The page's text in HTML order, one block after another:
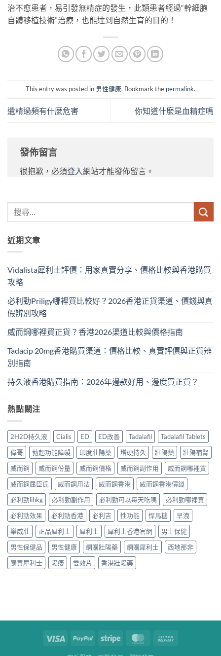
治不愈患者，易引發無精症的發生，此類患者經過“幹細胞
自體移植技術”治療，也能達到自然生育的目的！
This entry was posted in 男性健康. Bookmark the permalink.
遺精過頻有什麼危害 你知道什麼是血精症嗎
發佈留言
很抱歉，必須登入網站才能發佈留言。
近期文章
Vidalista犀利士評價：用家真實分享、價格比較與香港購買
攻略
必利勁Priligy哪裡買比較好？2026香港正貨渠道、價錢與真
假辨別攻略
威而鋼哪裡買正貨？香港2026渠道比較與價格指南
Tadacip 20mg香港購買渠道：價格比較、真實評價與正貨辨
別指南
持久液香港購買指南：2026年邊款好用、邊度買正貨？
熱點關注
2H2D持久液 Cialis ED ED改善 Tadalafil
Tadalafil Tablets
偉哥
勃起功能障礙 印度壯陽藥 增硬持久 壯陽藥
壯陽補腎
威而鋼
威而鋼份量 威而鋼價格 威而鋼副作用
威而鋼哪裡買
威而鋼屈臣氏
威而鋼用法 威而鋼香港
威而鋼香港價錢
必利勁lihkg
必利勁副作用 必利勁可以每天吃嗎
必利勁哪裡買
必利勁效果
必利勁香港 必利吉 性功能 悍馬糖
早洩
樂威壯
正品犀利士 犀利士 犀利士香港官網
男士保健
男性保健品
男性健康 網購壯陽藥 網購犀利士
西地那非
購買犀利士
陽痿 雙效片 香港壯陽藥
Visa PayPal Stripe MasterCard